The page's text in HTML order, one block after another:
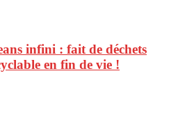
infini : fait de déchets
en fin de vie !